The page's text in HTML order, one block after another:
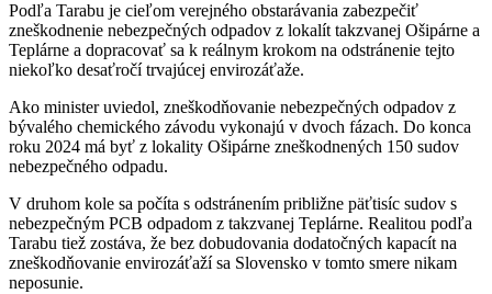
Podľa Tarabu je cieľom verejného obstarávania zabezpečiť
zneškodnenie nebezpečných odpadov z lokalít takzvanej Ošipárne a
Teplárne a dopracovať sa k reálnym krokom na odstránenie tejto
niekoľko desaťročí trvajúcej envirozáťaže.
Ako minister uviedol, zneškodňovanie nebezpečných odpadov z
bývalého chemického závodu vykonajú v dvoch fázach. Do konca
roku 2024 má byť z lokality Ošipárne zneškodnených 150 sudov
nebezpečného odpadu.
V druhom kole sa počíta s odstránením približne päťtisíc sudov s
nebezpečným PCB odpadom z takzvanej Teplárne. Realitou podľa
Tarabu tiež zostáva, že bez dobudovania dodatočných kapacít na
zneškodňovanie envirozáťaží sa Slovensko v tomto smere nikam
neposunie.